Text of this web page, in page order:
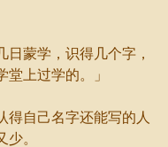
蒙学，识得几个字，
上过学的。」
自己名字还能写的人
。